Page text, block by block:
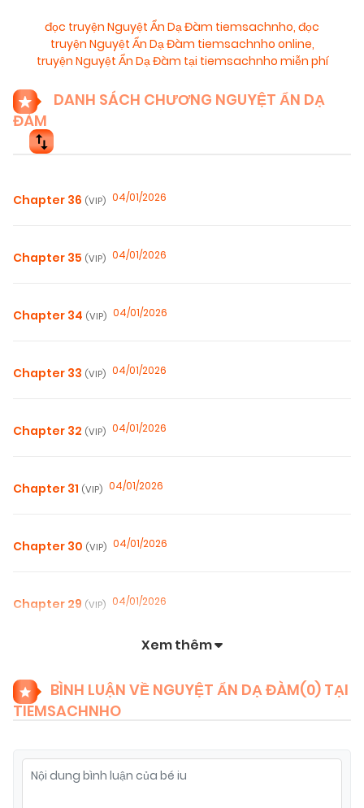
đọc truyện Nguyệt Ẩn Dạ Đàm tiemsachnho, đọc
truyện Nguyệt Ẩn Dạ Đàm tiemsachnho online,
truyện Nguyệt Ẩn Dạ Đàm tại tiemsachnho miễn phí
DANH SÁCH CHƯƠNG NGUYỆT ẨN DẠ
ĐÀM
Chapter 36 (VIP) 04/01/2026
Chapter 35 (VIP) 04/01/2026
Chapter 34 (VIP) 04/01/2026
Chapter 33 (VIP) 04/01/2026
Chapter 32 (VIP) 04/01/2026
Chapter 31 (VIP) 04/01/2026
Chapter 30 (VIP) 04/01/2026
Chapter 29 (VIP) 04/01/2026
Chapter 27 (VIP) 04/01/2026
Chapter 26(VIP) 04/01/2026
Xem thêm
BÌNH LUẬN VỀ NGUYỆT ẨN DẠ ĐÀM(0) TẠI
TIEMSACHNHO